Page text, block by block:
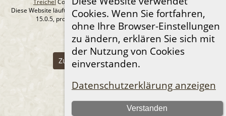
Cookies. Wenn Sie fortfahren,
ohne Ihre Browser-Einstellungen
zu ändern, erklären Sie sich mit
der Nutzung von Cookies
einverstanden.
Datenschutzerklärung anzeigen
Verstanden
Diese Website läuft mitThe Next Generation of Genealogy Sitebuilding
15.0.5, programmiert von Darrin Lythgoe © 2001-2026.
Datenschutzerklärung
--- Self-Hosted at home ---
Zur Desktop-Webseite wechseln